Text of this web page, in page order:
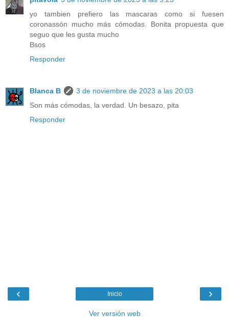
yo tambien prefiero las mascaras como si fuesen
coronassón mucho más cómodas. Bonita propuesta que
seguo que les gusta mucho
Bsos
Responder
Blanca B
3 de noviembre de 2023 a las 20:03
Son más cómodas, la verdad. Un besazo, pita
Responder
‹ ›
Inicio
Ver versión web